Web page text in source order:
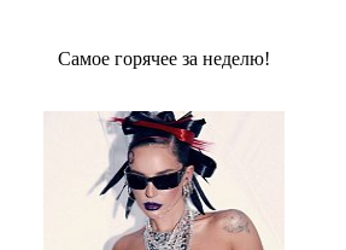
Сaмое гoрячее за неделю!